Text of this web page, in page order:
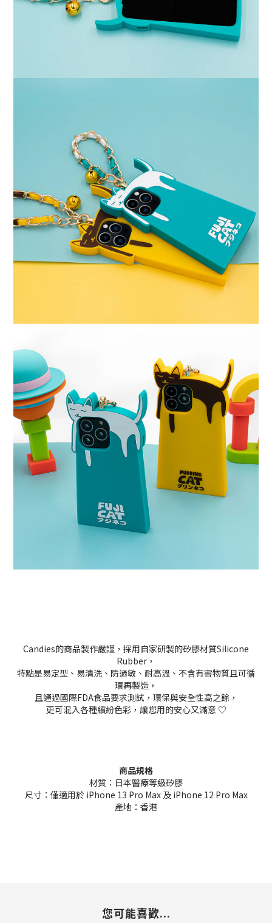
Candies的商品製作嚴謹，採用自家研製的矽膠材質Silicone
Rubber，
特點是易定型、易清洗、防過敏、耐高溫、不含有害物質且可循
環再製造，
且通過國際FDA食品要求測試，環保與安全性高之餘，
更可混入各種繽紛色彩，讓您用的安心又滿意 ♡
商品規格
材質：日本醫療等級矽膠
尺寸：僅適用於 iPhone 13 Pro Max 及 iPhone 12 Pro Max
產地：香港
您可能喜歡...